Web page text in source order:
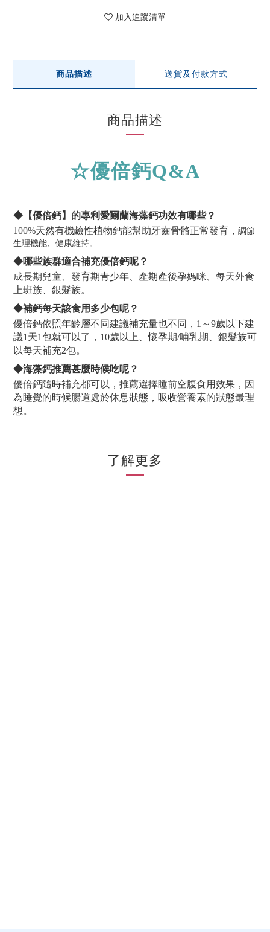
加入追蹤清單
商品描述 送貨及付款方式
商品描述
☆優倍鈣Q&A
◆【優倍鈣】的專利愛爾蘭海藻鈣功效有哪些？
100%天然有機鹼性植物鈣能幫助牙齒骨骼正常發育， 調節
生理機能、健康維持。
◆哪些族群適合補充優倍鈣呢？
成長期兒童、發育期青少年、產期產後孕媽咪、每天外食
上班族、銀髮族。
◆補鈣每天該食用多少包呢？
優倍鈣依照年齡層不同建議補充量也不同，1～9歲以下建
議1天1包就可以了，10歲以上、懷孕期/哺乳期、銀髮族可
以每天補充2包。
◆海藻鈣推薦甚麼時候吃呢？
優倍鈣隨時補充都可以，推薦選擇睡前空腹食用效果，因
為睡覺的時候腸道處於休息狀態，吸收營養素的狀態最理
想。
了解更多